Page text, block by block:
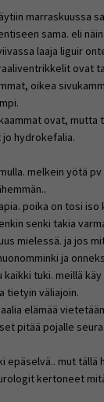
marraskuussa
sama. eli
laaja liguir
ovat
oikea
ovat, mutta
jo hydrokefalia.
melkein yötä
poika on tosi iso
senki takia
mielessä. ja jos
ja
kaikki tuki. meillä
tietyin väliajoin.
elämää
pitää pojalle
epäselvä.. mut tällä
kertoneet